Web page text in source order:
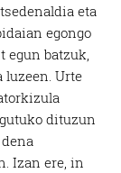
eta
egongo
egun batzuk,
luzeen. Urte
dituzun
Izan ere, in